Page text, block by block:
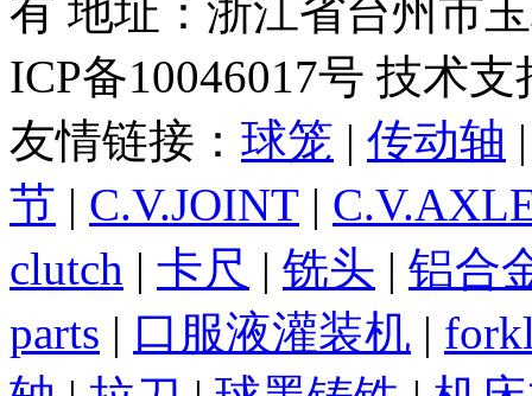
有 地址：浙江省台州市
ICP备10046017号 技术支
友情链接： 球笼 | 传动轴
节 | C.V.JOINT |
clutch | 卡尺 | 铣头 | 铝合
parts | 口服液灌装机 |